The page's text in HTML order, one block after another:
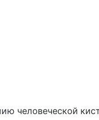
человеческой